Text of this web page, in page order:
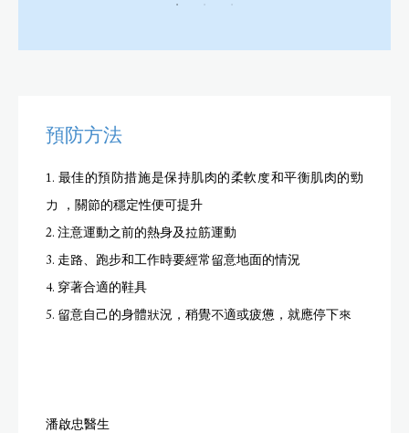
預防方法
1. 最佳的預防措施是保持肌肉的柔軟度和平衡肌肉的勁
力 ，關節的穩定性便可提升
2. 注意運動之前的熱身及拉筋運動
3. 走路、跑步和工作時要經常留意地面的情況
4. 穿著合適的鞋具
5. 留意自己的身體狀況，稍覺不適或疲憊，就應停下來
潘啟忠醫生